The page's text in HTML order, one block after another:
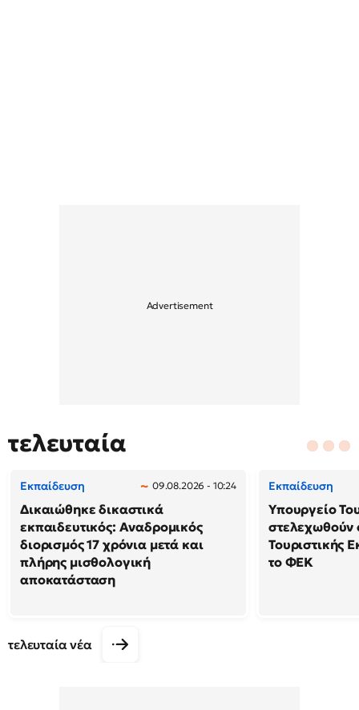
τελευταία
Εκπαίδευση 09.08.2026 - 10:24
Δικαιώθηκε δικαστικά
εκπαιδευτικός: Αναδρομικός
διορισμός 17 χρόνια μετά και
πλήρης μισθολογική
αποκατάσταση
Εκπαίδευση
Υπουργείο
στελεχωθούν
Τουριστικής
το ΦΕΚ
τελευταία νέα